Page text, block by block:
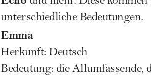
unterschiedliche Bedeutungen.
Emma
Herkunft: Deutsch
Bedeutung: die Allumfassende,